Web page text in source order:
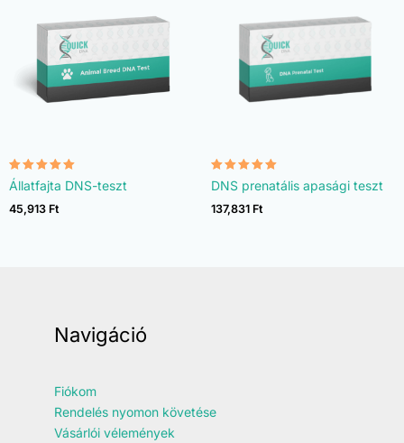
Értékelés:
4.90
/ 5
Állatfajta DNS-teszt
45,913 Ft
Értékelés:
4.92
/ 5
DNS prenatális apasági teszt
137,831 Ft
Navigáció
Fiókom
Rendelés nyomon követése
Vásárlói vélemények